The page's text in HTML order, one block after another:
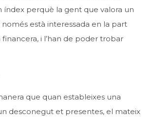
índex perquè la gent que valora un
està interessada en la part
financera, i l’han de poder trobar
que quan estableixes una
desconegut et presentes, el mateix